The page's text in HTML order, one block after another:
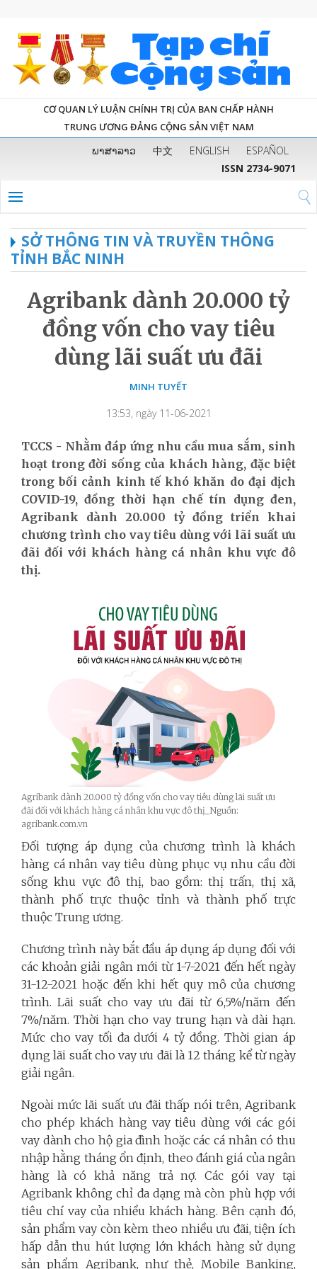
CƠ QUAN LÝ LUẬN CHÍNH TRỊ CỦA BAN CHẤP HÀNH
TRUNG ƯƠNG ĐẢNG CỘNG SẢN VIỆT NAM
ພາສາລາວ 中文 ENGLISH
ESPAÑOL
ISSN 2734-9071
SỞ THÔNG TIN VÀ TRUYỀN THÔNG
TỈNH BẮC NINH
Agribank dành 20.000 tỷ
đồng vốn cho vay tiêu
dùng lãi suất ưu đãi
MINH TUYẾT
13:53, ngày 11-06-2021
TCCS - Nhằm đáp ứng nhu cầu mua sắm, sinh
hoạt trong đời sống của khách hàng, đặc biệt
trong bối cảnh kinh tế khó khăn do đại dịch
COVID-19, đồng thời hạn chế tín dụng đen,
Agribank dành 20.000 tỷ đồng triển khai
chương trình cho vay tiêu dùng với lãi suất ưu
đãi đối với khách hàng cá nhân khu vực đô
thị.
Agribank dành 20.000 tỷ đồng vốn cho vay tiêu dùng lãi suất ưu
đãi đối với khách hàng cá nhân khu vực đô thị_Nguồn:
agribank.com.vn
Đối tượng áp dụng của chương trình là khách
hàng cá nhân vay tiêu dùng phục vụ nhu cầu đời
sống khu vực đô thị, bao gồm: thị trấn, thị xã,
thành phố trực thuộc tỉnh và thành phố trực
thuộc Trung ương.
Chương trình này bắt đầu áp dụng áp dụng đối với
các khoản giải ngân mới từ 1-7-2021 đến hết ngày
31-12-2021 hoặc đến khi hết quy mô của chương
trình. Lãi suất cho vay ưu đãi từ 6,5%/năm đến
7%/năm. Thời hạn cho vay trung hạn và dài hạn.
Mức cho vay tối đa dưới 4 tỷ đồng. Thời gian áp
dụng lãi suất cho vay ưu đãi là 12 tháng kể từ ngày
giải ngân.
Ngoài mức lãi suất ưu đãi thấp nói trên, Agribank
cho phép khách hàng vay tiêu dùng với các gói
vay dành cho hộ gia đình hoặc các cá nhân có thu
nhập hằng tháng ổn định, theo đánh giá của ngân
hàng là có khả năng trả nợ. Các gói vay tại
Agribank không chỉ đa dạng mà còn phù hợp với
tiêu chí vay của nhiều khách hàng. Bên cạnh đó,
sản phẩm vay còn kèm theo nhiều ưu đãi, tiện ích
hấp dẫn thu hút lượng lớn khách hàng sử dụng
sản phẩm Agribank, như thẻ, Mobile Banking,